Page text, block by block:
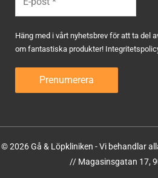
Häng med i vårt nyhetsbrev för att ta del
om fantastiska produkter!
© 2026 Gå & Löpkliniken - Vi behandlar
// Magasinsgatan 17,